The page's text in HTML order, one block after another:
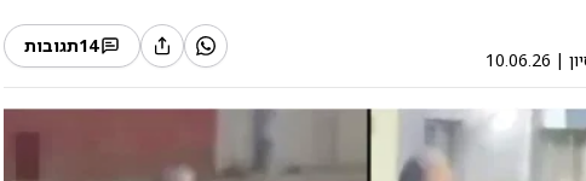
|
10.06.26
14תגובות